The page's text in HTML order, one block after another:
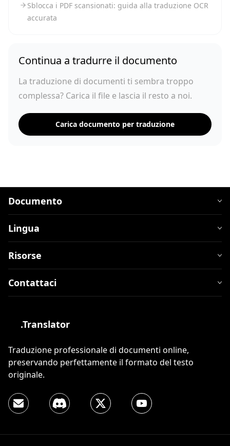
Sblocca i PDF scansionati: guida alla traduzione OCR
accurata
Continua a tradurre il documento
La traduzione di documenti ti sembra troppo
complessa? Carica il file e lascia il resto a noi.
Carica documento per traduzione
Documento
Lingua
Risorse
Contattaci
.Translator
Traduzione professionale di documenti online,
preservando perfettamente il formato del testo
originale.